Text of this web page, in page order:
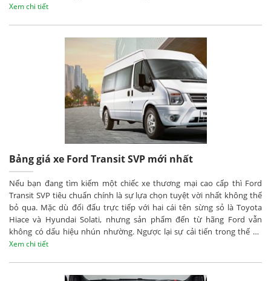
Xem chi tiết
Bảng giá xe Ford Transit SVP mới nhất
Nếu bạn đang tìm kiếm một chiếc xe thương mại cao cấp thì Ford
Transit SVP tiêu chuẩn chính là sự lựa chọn tuyệt vời nhất không thể
bỏ qua. Mặc dù đối đấu trực tiếp với hai cái tên sừng sỏ là Toyota
Hiace và Hyundai Solati, nhưng sản phẩm đến từ hãng Ford vẫn
không có dấu hiệu nhún nhường. Ngược lại sự cải tiến trong thế hệ
mới của Ford Transit SVP tiêu chuẩn nhằm mang đến cho khách hàng
Xem chi tiết